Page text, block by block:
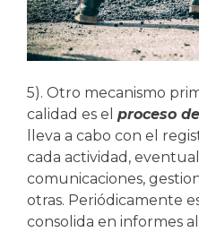
5). Otro mecanismo
calidad es el proceso
lleva a cabo con el
cada actividad,
comunicaciones,
otras. Periódicamente
consolida en informes